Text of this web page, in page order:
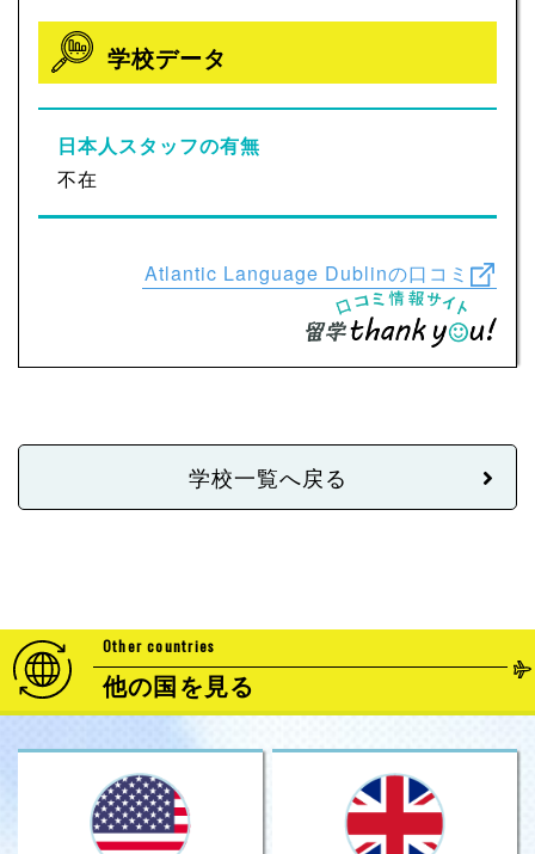
学校データ
日本人スタッフの有無
不在
Atlantic Language Dublinの口コミ
学校一覧へ戻る
Other countries
他の国を見る